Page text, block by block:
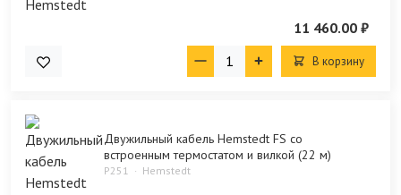
11 460.00 ₽
В корзину
Двужильный кабель Hemstedt FS со
встроенным термостатом и вилкой (22 м)
P251 Hemstedt